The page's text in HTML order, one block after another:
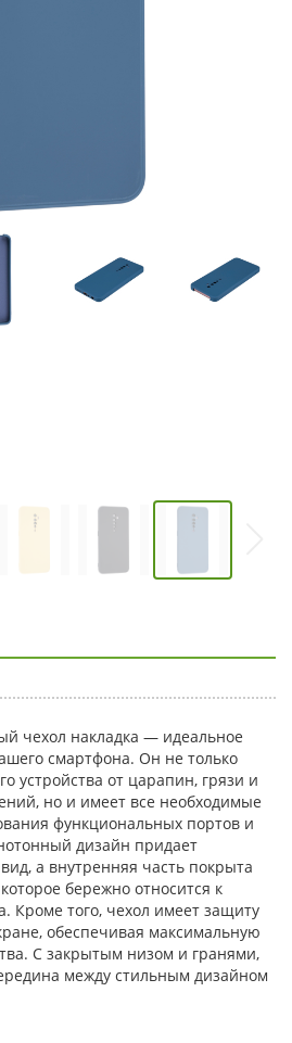
чехол накладка — идеальное
смартфона. Он не только
устройства от царапин, грязи и
но и имеет все необходимые
функциональных портов и
дизайн придает
а внутренняя часть покрыта
бережно относится к
Кроме того, чехол имеет защиту
обеспечивая максимальную
С закрытым низом и гранями,
между стильным дизайном